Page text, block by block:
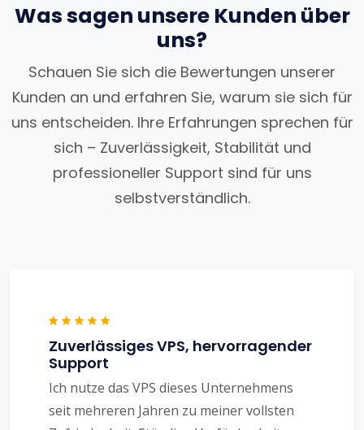
Was sagen unsere Kunden über
uns?
Schauen Sie sich die Bewertungen unserer
Kunden an und erfahren Sie, warum sie sich für
uns entscheiden. Ihre Erfahrungen sprechen für
sich – Zuverlässigkeit, Stabilität und
professioneller Support sind für uns
selbstverständlich.
Zuverlässiges VPS, hervorragender
Support
Ich nutze das VPS dieses Unternehmens
seit mehreren Jahren zu meiner vollsten